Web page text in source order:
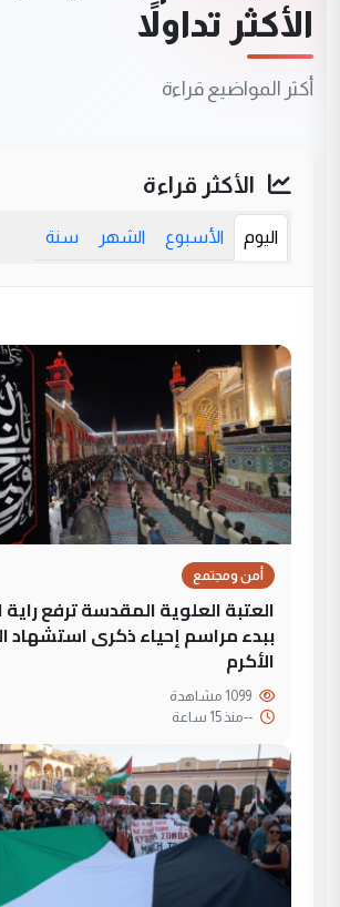
الأكثر تداولاً
أكثر المواضيع قراءة
الأكثر قراءة
اليوم الأسبوع الشهر سنة
أمن ومجتمع
العتبة العلوية المقدسة ترفع راية
ببدء مراسم إحياء ذكرى استشهاد
الأكرم
--منذ 15 ساعة